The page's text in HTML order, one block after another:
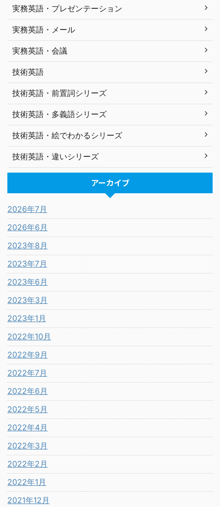
実務英語・プレゼンテーション
実務英語・メール
実務英語・会議
技術英語
技術英語・前置詞シリーズ
技術英語・多義語シリーズ
技術英語・絵でわかるシリーズ
技術英語・違いシリーズ
アーカイブ
2026年7月
2026年6月
2023年8月
2023年7月
2023年6月
2023年3月
2023年1月
2022年10月
2022年9月
2022年7月
2022年6月
2022年5月
2022年4月
2022年3月
2022年2月
2022年1月
2021年12月